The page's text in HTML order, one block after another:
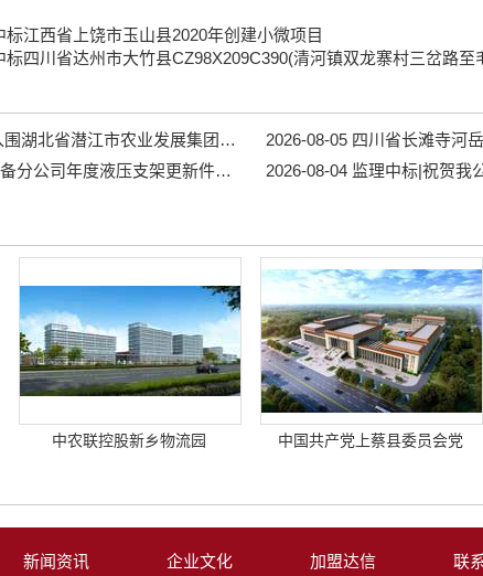
江西省上饶市玉山县2020年创建小微项目
四川省达州市大竹县CZ98X209C390(清河镇双龙寨村三岔路
限公司2026-2027年度中介服务（一）框架协议采购 3包监理、4包招标代理... 2026-08-05 四川省长滩寺河
年度液压支架更新件采购项目招标公告... 2026-08-04 监理中标|祝贺我公司中标江西省上饶市广
中农联控股新乡物流园 中国共产党上蔡县委员会党
新闻资讯 企业文化 加盟达信 联